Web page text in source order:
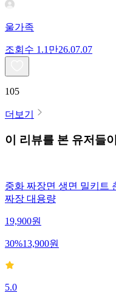
울가족
조회수 1.1만26.07.07
105
더보기
이 리뷰를 본 유저들
중화 짜장면 생면 밀키트
짜장 대용량
19,900원
30%13,900원
5.0